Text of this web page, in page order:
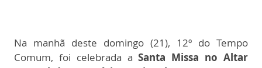
Na manhã deste domingo (21), 12º do Tempo
Comum, foi celebrada a Santa Missa no Altar